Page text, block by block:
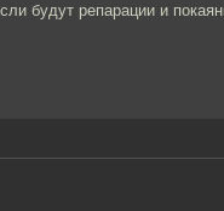
будут репарации и